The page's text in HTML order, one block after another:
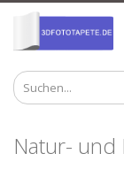
springen
Natur- und